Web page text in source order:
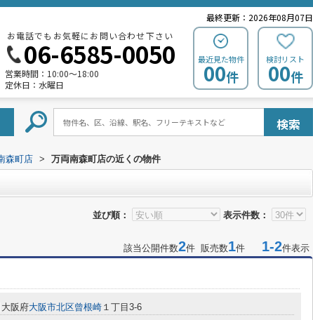
最終更新：2026年08月07日
お電話でもお気軽にお問い合わせ下さい
06-6585-0050
営業時間： 10:00～18:00
定休日： 水曜日
最近見た物件
00件
検討リスト
00件
検索
森町店 > 万両南森町店の近くの物件
並び順： 表示件数：
該当公開件数2件 販売数1件 1-2件表示
大阪府大阪市北区曾根崎 １丁目3-6